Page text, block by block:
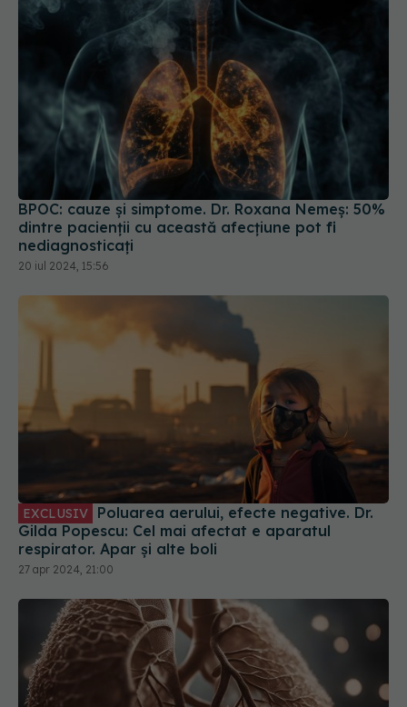
BPOC: cauze și simptome. Dr. Roxana Nemeș: 50%
dintre pacienţii cu această afecţiune pot fi
nediagnosticaţi
20 iul 2024, 15:56
EXCLUSIV
Gilda Popescu: Cel mai afectat e aparatul
respirator. Apar și alte boli
27 apr 2024, 21:00